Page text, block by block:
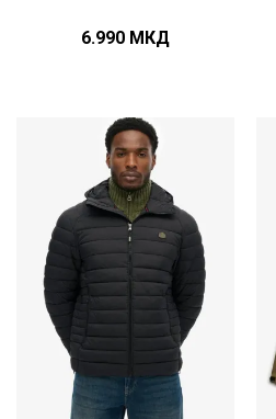
6.990 МКД